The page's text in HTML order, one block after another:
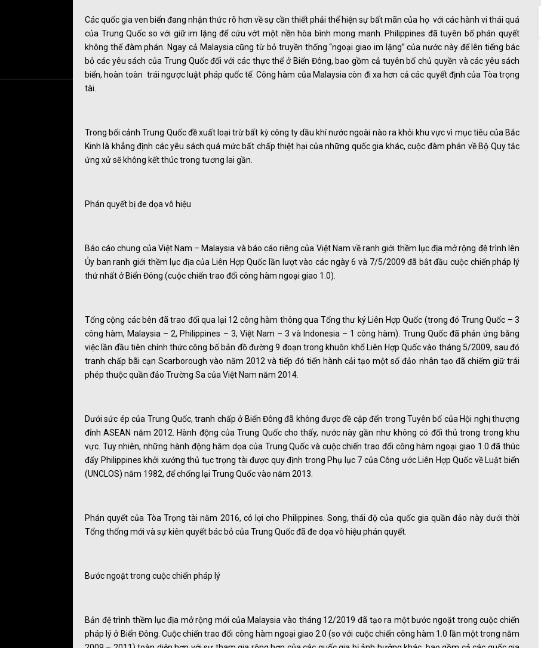
Các quốc gia ven biển đang nhận thức rõ hơn về sự cần thiết phải thể hiện sự bất mãn của họ với các hành vi thái quá
của Trung Quốc so với giữ im lặng để cứu vớt một nền hòa bình mong manh. Philippines đã tuyên bố phán quyết
không thể đàm phán. Ngay cả Malaysia cũng từ bỏ truyền thống “ngoại giao im lặng” của nước này để lên tiếng bác
bỏ các yêu sách của Trung Quốc đối với các thực thể ở Biển Đông, bao gồm cả tuyên bố chủ quyền và các yêu sách
biển, hoàn toàn trái ngược luật pháp quốc tế. Công hàm của Malaysia còn đi xa hơn cả các quyết định của Tòa trọng
tài.
Trong bối cảnh Trung Quốc đề xuất loại trừ bất kỳ công ty dầu khí nước ngoài nào ra khỏi khu vực vì mục tiêu của Bắc
Kinh là khẳng định các yêu sách quá mức bất chấp thiệt hại của những quốc gia khác, cuộc đàm phán về Bộ Quy tắc
ứng xử sẽ không kết thúc trong tương lai gần.
Phán quyết bị đe dọa vô hiệu
Báo cáo chung của Việt Nam – Malaysia và báo cáo riêng của Việt Nam về ranh giới thềm lục địa mở rộng đệ trình lên
Ủy ban ranh giới thềm lục địa của Liên Hợp Quốc lần lượt vào các ngày 6 và 7/5/2009 đã bắt đầu cuộc chiến pháp lý
thứ nhất ở Biển Đông (cuộc chiến trao đổi công hàm ngoại giao 1.0).
Tổng cộng các bên đã trao đổi qua lại 12 công hàm thông qua Tổng thư ký Liên Hợp Quốc (trong đó Trung Quốc – 3
công hàm, Malaysia – 2, Philippines – 3, Việt Nam – 3 và Indonesia – 1 công hàm). Trung Quốc đã phản ứng bằng
việc lần đầu tiên chính thức công bố bản đồ đường 9 đoạn trong khuôn khổ Liên Hợp Quốc vào tháng 5/2009, sau đó
tranh chấp bãi cạn Scarborough vào năm 2012 và tiếp đó tiến hành cải tạo một số đảo nhân tạo đã chiếm giữ trái
phép thuộc quần đảo Trường Sa của Việt Nam năm 2014.
Dưới sức ép của Trung Quốc, tranh chấp ở Biển Đông đã không được đề cập đến trong Tuyên bố của Hội nghị thượng
đỉnh ASEAN năm 2012. Hành động của Trung Quốc cho thấy, nước này gần như không có đối thủ trong trong khu
vực. Tuy nhiên, những hành động hăm dọa của Trung Quốc và cuộc chiến trao đổi công hàm ngoại giao 1.0 đã thúc
đẩy Philippines khởi xướng thủ tục trọng tài được quy định trong Phụ lục 7 của Công ước Liên Hợp Quốc về Luật biển
(UNCLOS) năm 1982, để chống lại Trung Quốc vào năm 2013.
Phán quyết của Tòa Trọng tài năm 2016, có lợi cho Philippines. Song, thái độ của quốc gia quần đảo này dưới thời
Tổng thống mới và sự kiên quyết bác bỏ của Trung Quốc đã đe dọa vô hiệu phán quyết.
Bước ngoặt trong cuộc chiến pháp lý
Bản đệ trình thềm lục địa mở rộng mới của Malaysia vào tháng 12/2019 đã tạo ra một bước ngoặt trong cuộc chiến
pháp lý ở Biển Đông. Cuộc chiến trao đổi công hàm ngoại giao 2.0 (so với cuộc chiến công hàm 1.0 lần một trong năm